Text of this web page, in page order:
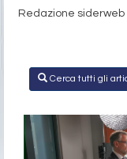
Redazione siderweb
Cerca tutti gli